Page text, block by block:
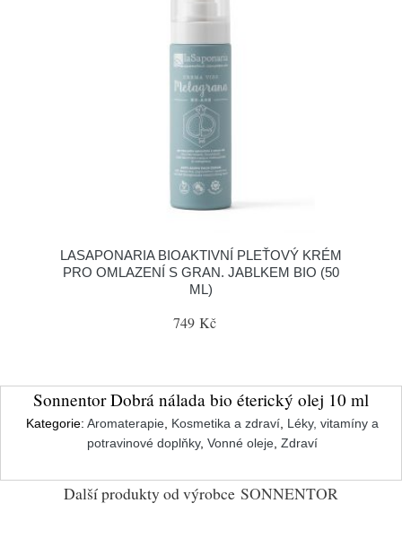
LASAPONARIA BIOAKTIVNÍ PLEŤOVÝ KRÉM
PRO OMLAZENÍ S GRAN. JABLKEM BIO (50
ML)
749 Kč
Sonnentor Dobrá nálada bio éterický olej 10 ml
Kategorie: Aromaterapie, Kosmetika a zdraví, Léky, vitamíny a
potravinové doplňky, Vonné oleje, Zdraví
Další produkty od výrobce SONNENTOR